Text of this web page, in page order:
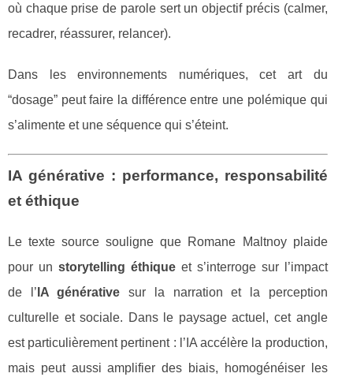
où chaque prise de parole sert un objectif précis (calmer,
recadrer, réassurer, relancer).
Dans les environnements numériques, cet art du
“dosage” peut faire la différence entre une polémique qui
s’alimente et une séquence qui s’éteint.
IA générative : performance, responsabilité
et éthique
Le texte source souligne que Romane Maltnoy plaide
pour un storytelling éthiqueet s’interroge sur l’impact
de l’ IA générative sur la narration et la perception
culturelle et sociale. Dans le paysage actuel, cet angle
est particulièrement pertinent : l’IA accélère la production,
mais peut aussi amplifier des biais, homogénéiser les